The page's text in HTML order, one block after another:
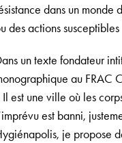
dans un monde
des actions
un texte fondateur
au FRAC
Il est une ville où les
est banni,
je propose